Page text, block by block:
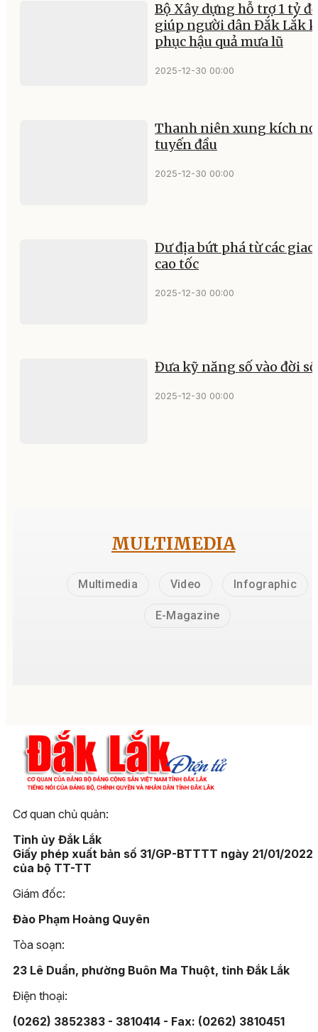
Bộ Xây dựng hỗ trợ 1 tỷ
giúp người dân Đắk Lắk
phục hậu quả mưa lũ
2025-12-30 00:00
Thanh niên xung kích
tuyến đầu
2025-12-30 00:00
Dư địa bứt phá từ các
cao tốc
2025-12-30 00:00
Đưa kỹ năng số vào đời
2025-12-30 00:00
MULTIMEDIA
Multimedia Video Infographic
E-Magazine
Cơ quan chủ quản:
Tỉnh ủy Đắk Lắk
Giấy phép xuất bản số 31/GP-BTTTT ngày 21/01/2022
của bộ TT-TT
Giám đốc:
Đào Phạm Hoàng Quyên
Tòa soạn:
23 Lê Duẩn, phường Buôn Ma Thuột, tỉnh Đắk Lắk
Điện thoại:
(0262) 3852383 - 3810414 - Fax: (0262) 3810451